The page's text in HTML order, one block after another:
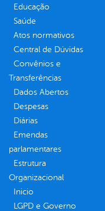
Educação
Saúde
Atos normativos
Central de Dúvidas
Convênios e
Transferências
Dados Abertos
Despesas
Diárias
Emendas
parlamentares
Estrutura
Organizacional
Inicio
LGPD e Governo